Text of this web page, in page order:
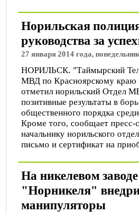
Норильская
руководства за
27 января 2014 года,
НОРИЛЬСК. "Таймырский
МВД по Красноярскому краю
отметил норильский Отдел
позитивные результаты в
общественного порядка
Кроме того, сообщает пресс-
начальнику норильского
письмо и сертификат на
На никелевом
"Норникеля"
манипуляторы